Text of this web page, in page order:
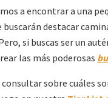
a encontrar a una
buscarán destacar
si buscas ser un
las más poderosas
sobre cuáles